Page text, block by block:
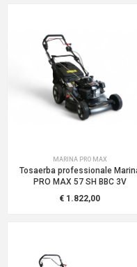
MARINA PRO MAX
Tosaerba professionale
PRO MAX 57 SH BBC 3V
€ 1.822,00